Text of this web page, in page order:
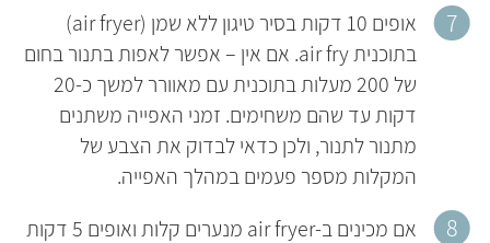
אופים 10 דקות בסיר טיגון ללא שמן (air fryer)
בתוכנית air fry. אם אין – אפשר לאפות בתנור בחום
של 200 מעלות בתוכנית עם מאוורר למשך כ-20
דקות עד שהם משחימים. זמני האפייה משתנים
מתנור לתנור, ולכן כדאי לבדוק את הצבע של
המקלות מספר פעמים במהלך האפייה.
אם מכינים ב-air fryer מנערים קלות ואופים 5 דקות